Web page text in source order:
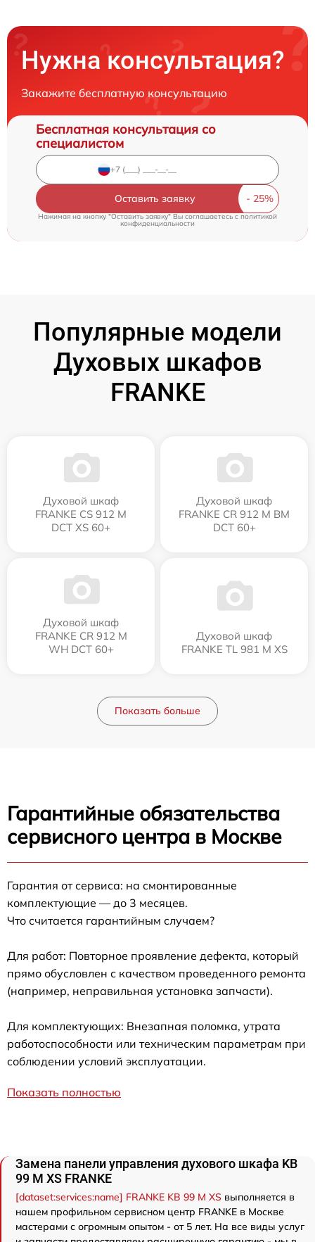
Нужна консультация?
Закажите бесплатную консультацию
Бесплатная консультация со
специалистом
Оставить заявку
Нажимая на кнопку "Оставить заявку" Вы соглашаетесь cполитикой
конфиденциальности
Популярные модели
Духовых шкафов
FRANKE
Духовой шкаф
FRANKE CS 912 M
DCT XS 60+
Духовой шкаф
FRANKE CR 912 M BM
DCT 60+
Духовой шкаф
FRANKE CR 912 M
WH DCT 60+
Духовой шкаф
FRANKE TL 981 M XS
Показать больше
Гарантийные обязательства
сервисного центра в Москве
Гарантия от сервиса: на смонтированные
комплектующие — до 3 месяцев.
Что считается гарантийным случаем?
Для работ: Повторное проявление дефекта, который
прямо обусловлен с качеством проведенного ремонта
(например, неправильная установка запчасти).
Для комплектующих: Внезапная поломка, утрата
работоспособности или техническим параметрам при
соблюдении условий эксплуатации.
Показать полностью
Замена панели управления духового шкафа KB
99 M XS FRANKE
[dataset:services:name] FRANKE KB 99 M XS выполняется в
нашем профильном сервисном центр FRANKE в Москве
мастерами с огромным опытом - от 5 лет. На все виды услуг